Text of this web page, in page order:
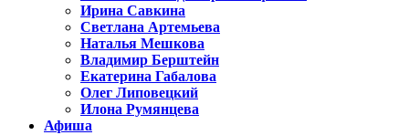
Ирина Савкина
Светлана Артемьева
Наталья Мешкова
Владимир Берштейн
Екатерина Габалова
Олег Липовецкий
Илона Румянцева
Афиша